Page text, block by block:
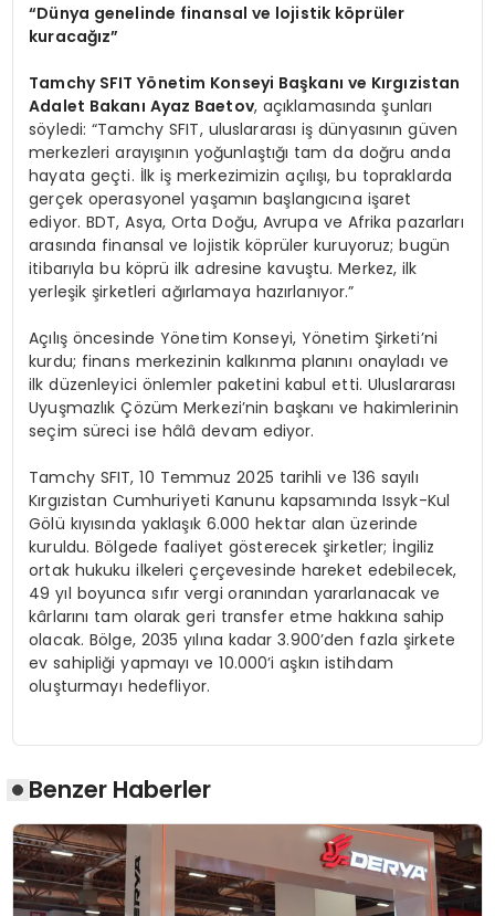
“Dünya genelinde finansal ve lojistik köprüler
kuracağız”
Tamchy SFIT Yönetim Konseyi Başkanı ve Kırgızistan
Adalet Bakanı Ayaz Baetov, açıklamasında şunları
söyledi: “Tamchy SFIT, uluslararası iş dünyasının güven
merkezleri arayışının yoğunlaştığı tam da doğru anda
hayata geçti. İlk iş merkezimizin açılışı, bu topraklarda
gerçek operasyonel yaşamın başlangıcına işaret
ediyor. BDT, Asya, Orta Doğu, Avrupa ve Afrika pazarları
arasında finansal ve lojistik köprüler kuruyoruz; bugün
itibarıyla bu köprü ilk adresine kavuştu. Merkez, ilk
yerleşik şirketleri ağırlamaya hazırlanıyor.”
Açılış öncesinde Yönetim Konseyi, Yönetim Şirketi’ni
kurdu; finans merkezinin kalkınma planını onayladı ve
ilk düzenleyici önlemler paketini kabul etti. Uluslararası
Uyuşmazlık Çözüm Merkezi’nin başkanı ve hakimlerinin
seçim süreci ise hâlâ devam ediyor.
Tamchy SFIT, 10 Temmuz 2025 tarihli ve 136 sayılı
Kırgızistan Cumhuriyeti Kanunu kapsamında Issyk-Kul
Gölü kıyısında yaklaşık 6.000 hektar alan üzerinde
kuruldu. Bölgede faaliyet gösterecek şirketler; İngiliz
ortak hukuku ilkeleri çerçevesinde hareket edebilecek,
49 yıl boyunca sıfır vergi oranından yararlanacak ve
kârlarını tam olarak geri transfer etme hakkına sahip
olacak. Bölge, 2035 yılına kadar 3.900’den fazla şirkete
ev sahipliği yapmayı ve 10.000’i aşkın istihdam
oluşturmayı hedefliyor.
Benzer Haberler